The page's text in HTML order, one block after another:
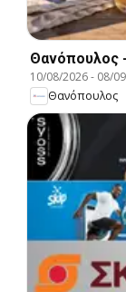
Θανόπουλος
10/08/2026- 08/
Θανόπουλος